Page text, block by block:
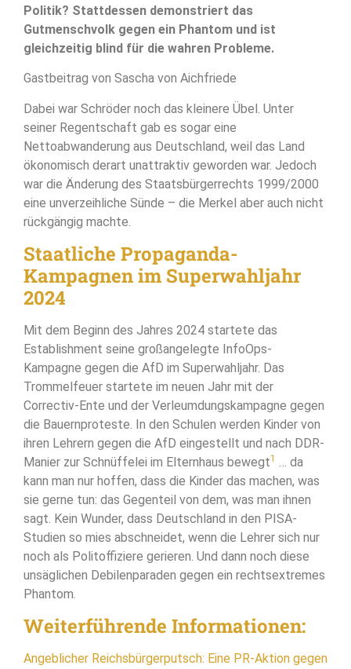
Politik? Stattdessen demonstriert das
Gutmenschvolk gegen ein Phantom und ist
gleichzeitig blind für die wahren Probleme.
Gastbeitrag von Sascha von Aichfriede
Dabei war Schröder noch das kleinere Übel. Unter
seiner Regentschaft gab es sogar eine
Nettoabwanderung aus Deutschland, weil das Land
ökonomisch derart unattraktiv geworden war. Jedoch
war die Änderung des Staatsbürgerrechts 1999/2000
eine unverzeihliche Sünde – die Merkel aber auch nicht
rückgängig machte.
Staatliche Propaganda-
Kampagnen im Superwahljahr
2024
Mit dem Beginn des Jahres 2024 startete das
Establishment seine großangelegte InfoOps-
Kampagne gegen die AfD im Superwahljahr. Das
Trommelfeuer startete im neuen Jahr mit der
Correctiv-Ente und der Verleumdungskampagne gegen
die Bauernproteste. In den Schulen werden Kinder von
ihren Lehrern gegen die AfD eingestellt und nach DDR-
Manier zur Schnüffelei im Elternhaus bewegt1 … da
kann man nur hoffen, dass die Kinder das machen, was
sie gerne tun: das Gegenteil von dem, was man ihnen
sagt. Kein Wunder, dass Deutschland in den PISA-
Studien so mies abschneidet, wenn die Lehrer sich nur
noch als Politoffiziere gerieren. Und dann noch diese
unsäglichen Debilenparaden gegen ein rechtsextremes
Phantom.
Weiterführende Informationen:
Angeblicher Reichsbürgerputsch: Eine PR-Aktion gegen